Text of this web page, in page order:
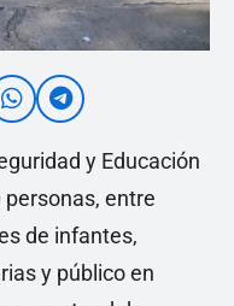
y Educación
entre
de infantes,
y público en